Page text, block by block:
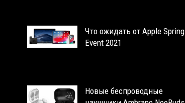
Что ожидать от Apple Spring
Event 2021
Новые беспроводные